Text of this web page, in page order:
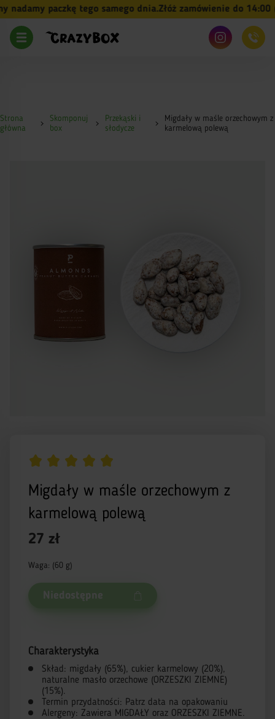
paczkę tego samego dnia.Złóż zamówienie do 14:00
Strona
główna
Skomponuj
box
Przekąski i
słodycze
Migdały w maśle orzechowym z
karmelową polewą
Migdały w maśle orzechowym z
karmelową polewą
27 zł
Waga: (60 g)
Niedostępne
Charakterystyka
Skład: migdały (65%), cukier karmelowy (20%),
naturalne masło orzechowe (ORZESZKI ZIEMNE)
(15%).
Termin przydatności: Patrz data na opakowaniu
Alergeny: Zawiera MIGDAŁY oraz ORZESZKI ZIEMNE.